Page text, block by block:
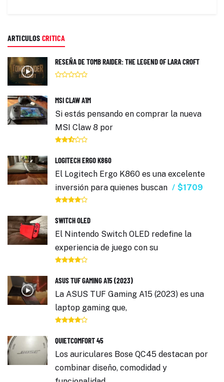
ARTICULOS CRITICA
RESEÑA DE TOMB RAIDER: THE LEGEND OF LARA CROFT
MSI CLAW A1M
Si estás pensando en comprar la nueva
MSI Claw 8 por
LOGITECH ERGO K860
El Logitech Ergo K860 es una excelente
inversión para quienes buscan
$1709
SWITCH OLED
El Nintendo Switch OLED redefine la
experiencia de juego con su
ASUS TUF GAMING A15 (2023)
La ASUS TUF Gaming A15 (2023) es una
laptop gaming que,
QUIETCOMFORT 45
Los auriculares Bose QC45 destacan por
combinar diseño, comodidad y